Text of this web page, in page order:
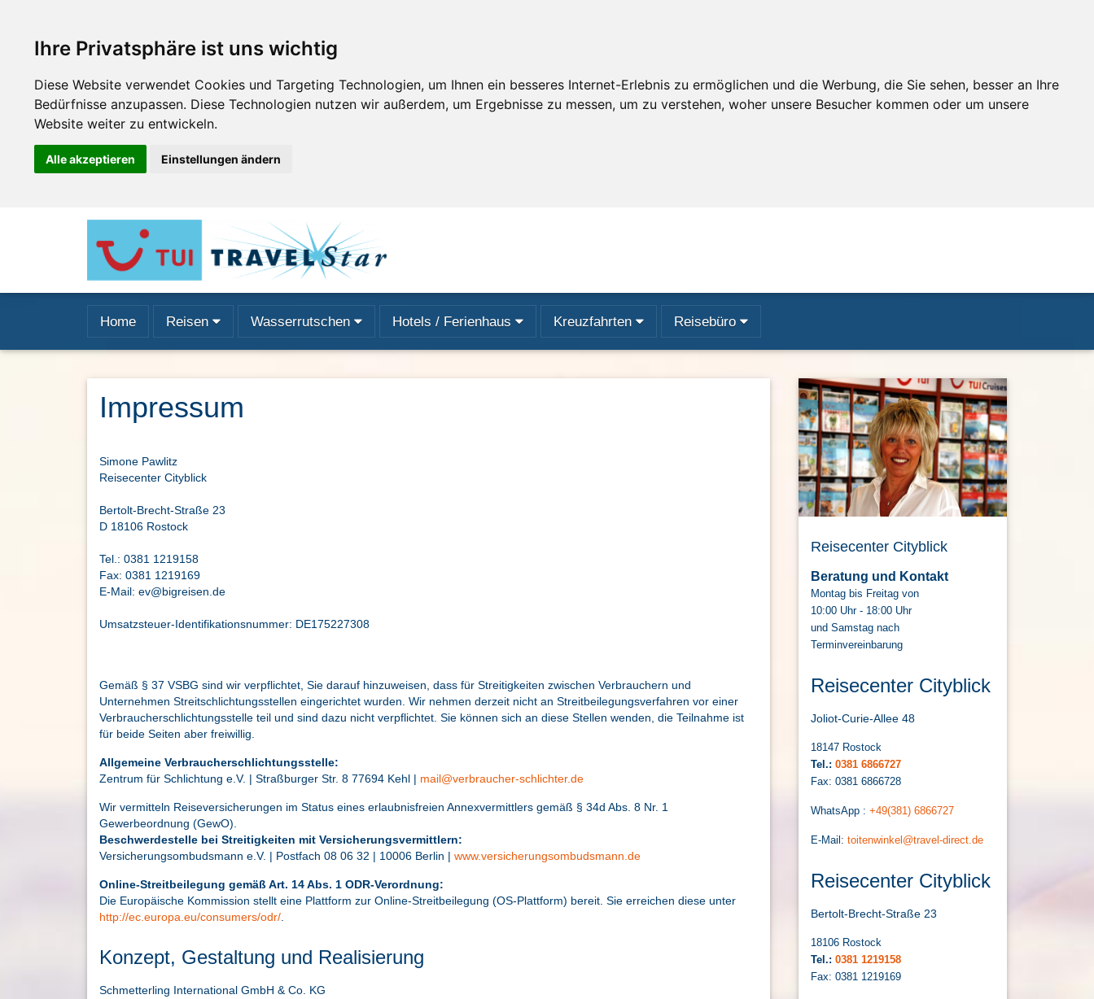
Ihre Privatsphäre ist uns wichtig
Diese Website verwendet Cookies und Targeting Technologien, um Ihnen ein besseres Internet-Erlebnis zu ermöglichen und die Werbung, die Sie sehen, besser an Ihre
Bedürfnisse anzupassen. Diese Technologien nutzen wir außerdem, um Ergebnisse zu messen, um zu verstehen, woher unsere Besucher kommen oder um unsere
Website weiter zu entwickeln.
Alle akzeptieren Einstellungen ändern
Home Reisen Wasserrutschen Hotels / Ferienhaus Kreuzfahrten Reisebüro
Impressum
Simone Pawlitz
Reisecenter Cityblick
Bertolt-Brecht-Straße 23
D 18106 Rostock
Tel.: 0381 1219158
Fax: 0381 1219169
E-Mail: ev@bigreisen.de
Umsatzsteuer-Identifikationsnummer: DE175227308
Gemäß § 37 VSBG sind wir verpflichtet, Sie darauf hinzuweisen, dass für Streitigkeiten zwischen Verbrauchern und
Unternehmen Streitschlichtungsstellen eingerichtet wurden. Wir nehmen derzeit nicht an Streitbeilegungsverfahren vor einer
Verbraucherschlichtungsstelle teil und sind dazu nicht verpflichtet. Sie können sich an diese Stellen wenden, die Teilnahme ist
für beide Seiten aber freiwillig.
Allgemeine Verbraucherschlichtungsstelle:
Zentrum für Schlichtung e.V. | Straßburger Str. 8 77694 Kehl | mail@verbraucher-schlichter.de
Wir vermitteln Reiseversicherungen im Status eines erlaubnisfreien Annexvermittlers gemäß § 34d Abs. 8 Nr. 1
Gewerbeordnung (GewO).
Beschwerdestelle bei Streitigkeiten mit Versicherungsvermittlern:
Versicherungsombudsmann e.V. | Postfach 08 06 32 | 10006 Berlin | www.versicherungsombudsmann.de
Online-Streitbeilegung gemäß Art. 14 Abs. 1 ODR-Verordnung:
Die Europäische Kommission stellt eine Plattform zur Online-Streitbeilegung (OS-Plattform) bereit. Sie erreichen diese unter
http://ec.europa.eu/consumers/odr/
Konzept, Gestaltung und Realisierung
Schmetterling International GmbH & Co. KG
Reisecenter Cityblick
Beratung und Kontakt
Montag bis Freitag von
10:00 Uhr - 18:00 Uhr
und Samstag nach
Terminvereinbarung
Reisecenter Cityblick
Joliot-Curie-Allee 48
18147 Rostock
Tel.: 0381 6866727
Fax: 0381 6866728
WhatsApp : +49(381) 6866727
E-Mail: toitenwinkel@travel-direct.de
Reisecenter Cityblick
Bertolt-Brecht-Straße 23
18106 Rostock
Tel.: 0381 1219158
Fax: 0381 1219169